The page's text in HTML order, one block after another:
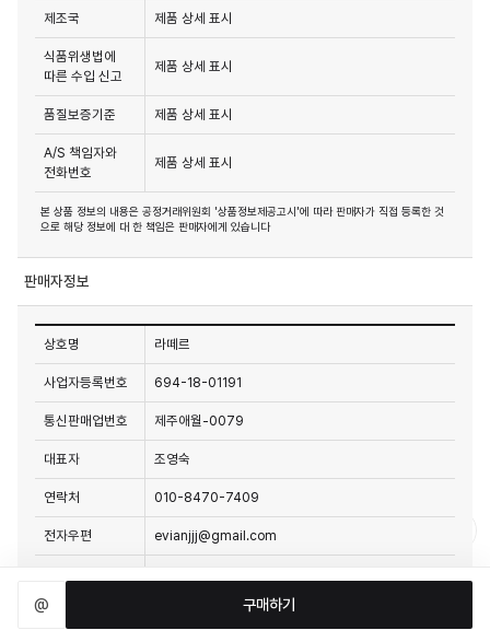
@ 구매하기
제조국 제품 상세 표시
식품위생법에
따른 수입 신고
제품 상세 표시
품질보증기준 제품 상세 표시
A/S 책임자와
전화번호
제품 상세 표시
본 상품 정보의 내용은 공정거래위원회 '상품정보제공고시'에 따라 판매자가 직접 등록한 것
으로 해당 정보에 대 한 책임은 판매자에게 있습니다
판매자정보
상호명 라떼르
사업자등록번호 694-18-01191
통신판매업번호 제주애월-0079
대표자 조영숙
연락처 010-8470-7409
전자우편 evianjjj@gmail.com
사업장 소재지